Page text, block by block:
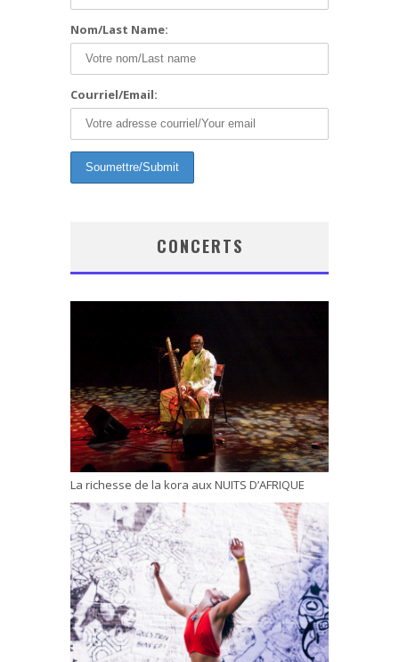
Nom/Last Name:
Courriel/Email:
CONCERTS
La richesse de la kora aux NUITS D’AFRIQUE